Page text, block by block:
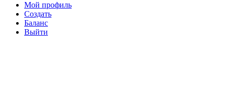
Мой профиль
Создать
Баланс
Выйти